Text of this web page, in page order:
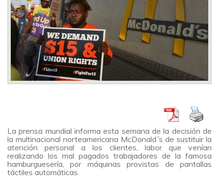
La prensa mundial informa esta semana de la decisión de
la multinacional norteamericana McDonald´s de sustituir la
atención personal a los clientes, labor que venían
realizando los mal pagados trabajadores de la famosa
hamburguesería, por máquinas provistas de pantallas
táctiles automáticas.